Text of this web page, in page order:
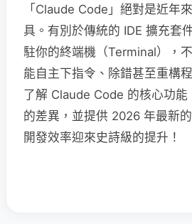
「Claude Code」絕對是近年
具。有別於傳統的 IDE 擴充套
駐你的終端機（Terminal），
能自主下指令、除錯甚至重構
了解 Claude Code 的核心功
的差異，並提供 2026 年最新
開發效率迎來史詩級的提升！